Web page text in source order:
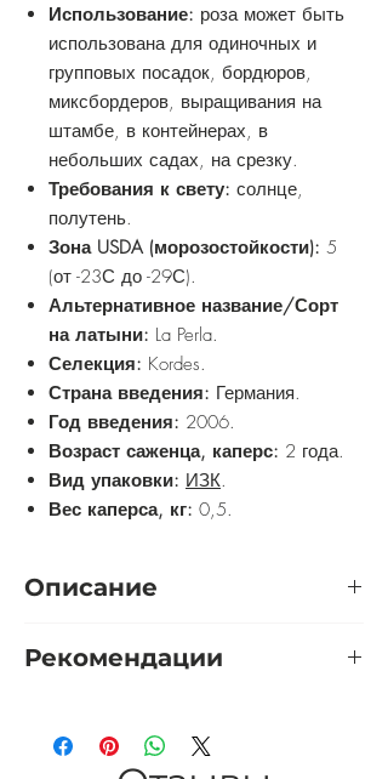
Использование: роза может быть
использована для одиночных и
групповых посадок, бордюров,
миксбордеров, выращивания на
штамбе, в контейнерах, в
небольших садах, на срезку.
Требования к свету: солнце,
полутень.
Зона USDA (морозостойкости): 5
(от -23С до -29С).
Альтернативное название/Сорт
на латыни: La Perla.
Селекция: Kordes.
Страна введения: Германия.
Год введения: 2006.
Возраст саженца, каперс: 2 года.
Вид упаковки: ИЗК.
Вес каперса, кг: 0,5.
Описание
гибридная роза. Прочные,
практически лишенные колючих шипов,
покрыты темно-зелеными блестящими
Рекомендации
солнечном участке. Приветствуется
защита от холодных сквозняков. Почву